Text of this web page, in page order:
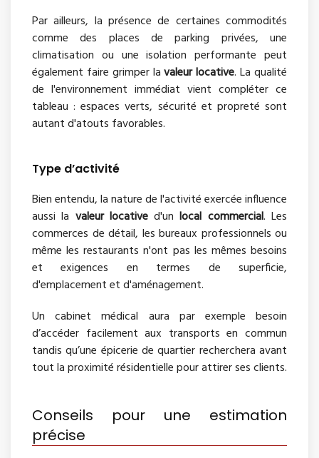
Par ailleurs, la présence de certaines commodités
comme des places de parking privées, une
climatisation ou une isolation performante peut
également faire grimper lavaleur locative. La qualité
de l'environnement immédiat vient compléter ce
tableau : espaces verts, sécurité et propreté sont
autant d'atouts favorables.
Type d’activité
Bien entendu, la nature de l'activité exercée influence
aussi la valeur locatived'unlocal commercial. Les
commerces de détail, les bureaux professionnels ou
même les restaurants n'ont pas les mêmes besoins
et exigences en termes de superficie,
d'emplacement et d'aménagement.
Un cabinet médical aura par exemple besoin
d’accéder facilement aux transports en commun
tandis qu’une épicerie de quartier recherchera avant
tout la proximité résidentielle pour attirer ses clients.
Conseils pour une estimation
précise